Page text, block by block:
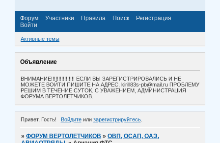
Форум Участники Правила Поиск
Регистрация
Войти
Активные темы
Объявление
ВНИМАНИЕ!!!!!!!!!!!!!!!! ЕСЛИ ВЫ ЗАРЕГИСТРИРОВАЛИСЬ И НЕ
МОЖЕТЕ ВОЙТИ ПИШИТЕ НА АДРЕС, kirill83s-pb@mail.ru ПРОБЛЕМУ
РЕШИМ В ТЕЧЕНИЕ СУТОК. С УВАЖЕНИЕМ, АДМИНИСТРАЦИЯ
ФОРУМА ВЕРТОЛЕТЧИКОВ.
Привет, Гость! Войдитеили зарегистрируйтесь.
»ФОРУМ ВЕРТОЛЕТЧИКОВ »ОВП, ОСАП, ОАЭ,